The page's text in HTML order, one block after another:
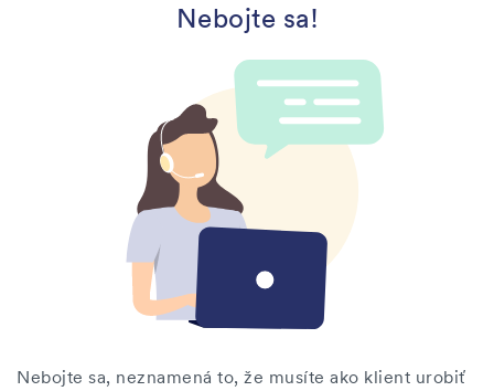
Nebojte sa!
Nebojte sa, neznamená to, že musíte ako klient urobiť